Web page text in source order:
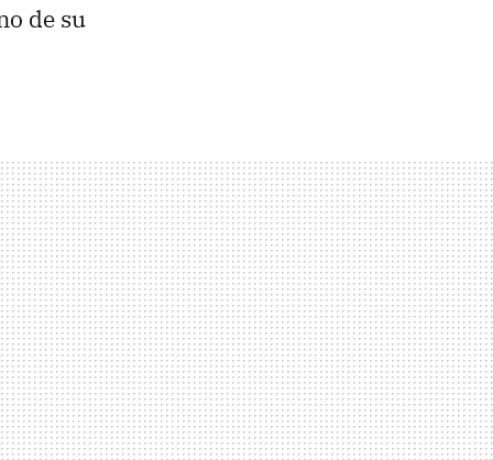
de su